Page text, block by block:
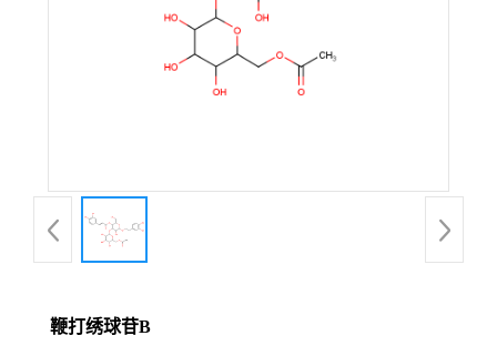
产
展
鞭打绣球苷B